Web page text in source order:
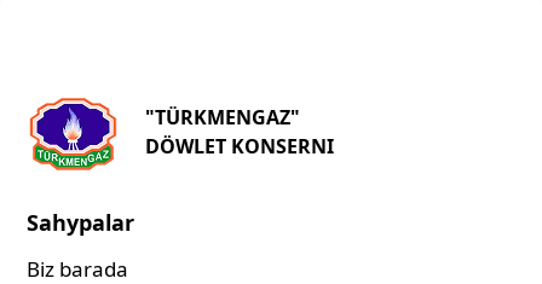
"TÜRKMENGAZ"
DÖWLET KONSERNI
Sahypalar
Biz barada